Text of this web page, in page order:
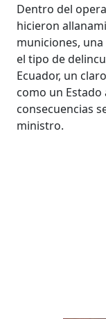
Dentro del
hicieron
municiones,
el tipo de
Ecuador, un
como un
consecuencias
ministro.